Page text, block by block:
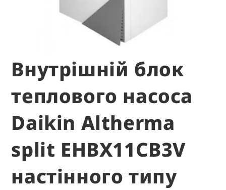
Внутрішній блок
теплового насоса
Daikin Altherma
split EHBX11CB3V
настінного типу